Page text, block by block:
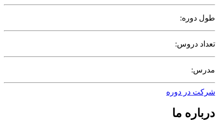
طول دوره:
تعداد دروس:
مدرس:
شرکت در دوره
درباره ما